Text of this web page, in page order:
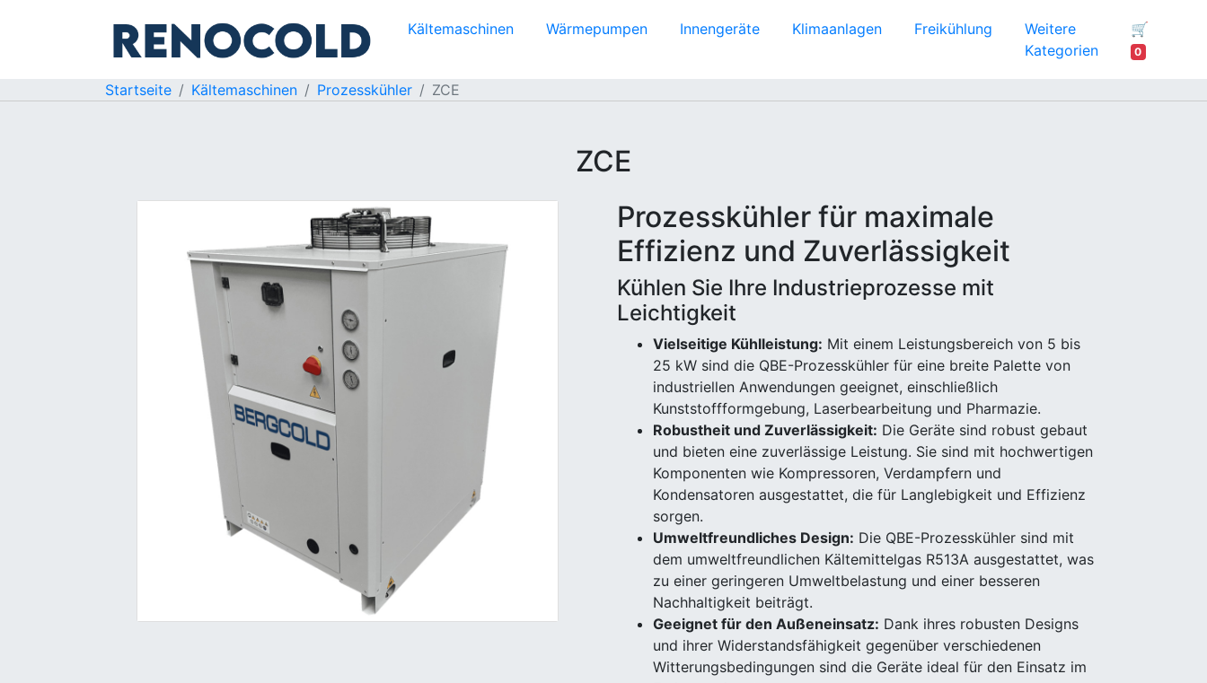
Kältemaschinen Wärmepumpen Innengeräte Klimaanlagen Freikühlung
Weitere
Kategorien
🛒
0
Startseite Kältemaschinen Prozesskühler ZCE
ZCE
Prozesskühler für maximale
Effizienz und Zuverlässigkeit
Kühlen Sie Ihre Industrieprozesse mit
Leichtigkeit
Vielseitige Kühlleistung: Mit einem Leistungsbereich von 5 bis
25 kW sind die QBE-Prozesskühler für eine breite Palette von
industriellen Anwendungen geeignet, einschließlich
Kunststoffformgebung, Laserbearbeitung und Pharmazie.
Robustheit und Zuverlässigkeit: Die Geräte sind robust gebaut
und bieten eine zuverlässige Leistung. Sie sind mit hochwertigen
Komponenten wie Kompressoren, Verdampfern und
Kondensatoren ausgestattet, die für Langlebigkeit und Effizienz
sorgen.
Umweltfreundliches Design: Die QBE-Prozesskühler sind mit
dem umweltfreundlichen Kältemittelgas R513A ausgestattet, was
zu einer geringeren Umweltbelastung und einer besseren
Nachhaltigkeit beiträgt.
Geeignet für den Außeneinsatz: Dank ihres robusten Designs
und ihrer Widerstandsfähigkeit gegenüber verschiedenen
Witterungsbedingungen sind die Geräte ideal für den Einsatz im